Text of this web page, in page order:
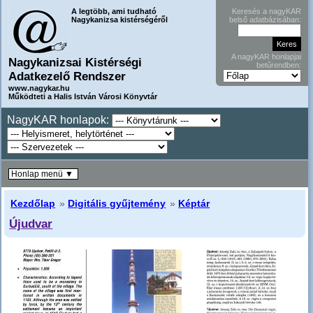
A legtöbb, ami tudható
Nagykanizsa kistérségéről
Nagykanizsai Kistérségi
Adatkezelő Rendszer
www.nagykar.hu
Működteti a Halis István Városi Könyvtár
Keresés a nagyKAR
belső adatbázisában:
A nagyKAR honlapjai
betűrendben:
NagyKAR honlapok:
Kezdőlap » Digitális gyűjtemény » Képtár
Újudvar
Honlap menü ▼